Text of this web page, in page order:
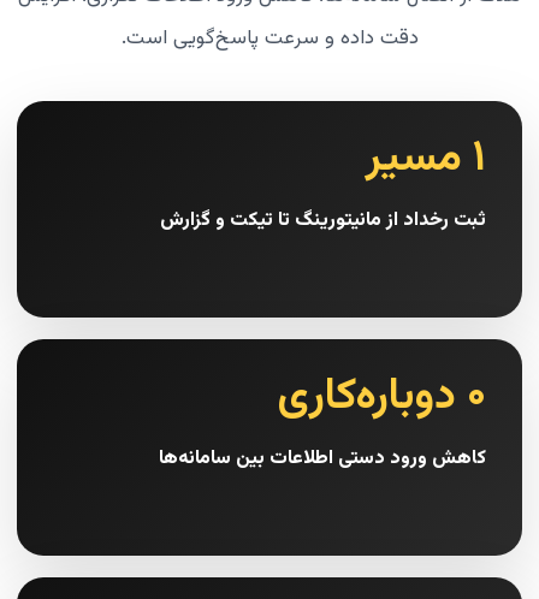
دقت داده و سرعت پاسخ‌گویی است.
۱ مسیر
ثبت رخداد از مانیتورینگ تا تیکت و گزارش
۰ دوباره‌کاری
کاهش ورود دستی اطلاعات بین سامانه‌ها